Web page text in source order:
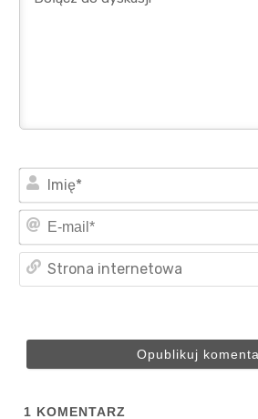
1 KOMENTARZ